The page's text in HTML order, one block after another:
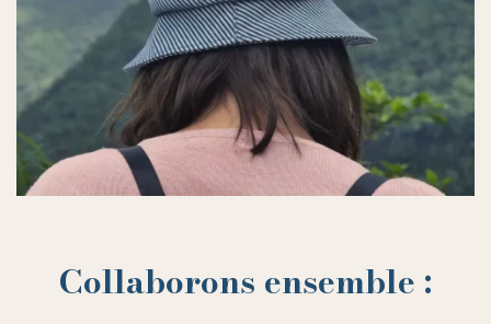
Collaborons ensemble :